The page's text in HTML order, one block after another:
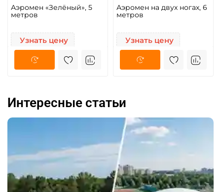
Аэромен «Зелёный», 5
метров
Узнать цену
Аэромен на двух ногах, 6
метров
Узнать цену
Интересные статьи